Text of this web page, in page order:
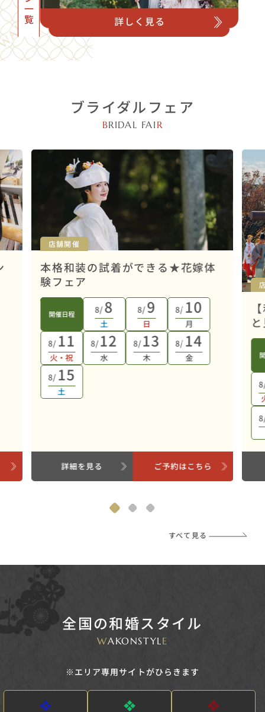
ブライダルフェア
BRIDAL FAI R
店舗開催
本格和装の試着ができる★花嫁体
験フェア
開催日程 8/8
土
8/9
日
8/ 10
月
8/ 11
火・祝
8/12
水
8/13
木
8/ 14
金
8/ 15
土
詳細を見る ご予約はこちら
すべて見る
全国の和婚スタイル
WAKONSTYL E
※エリア専用サイトがひらきます